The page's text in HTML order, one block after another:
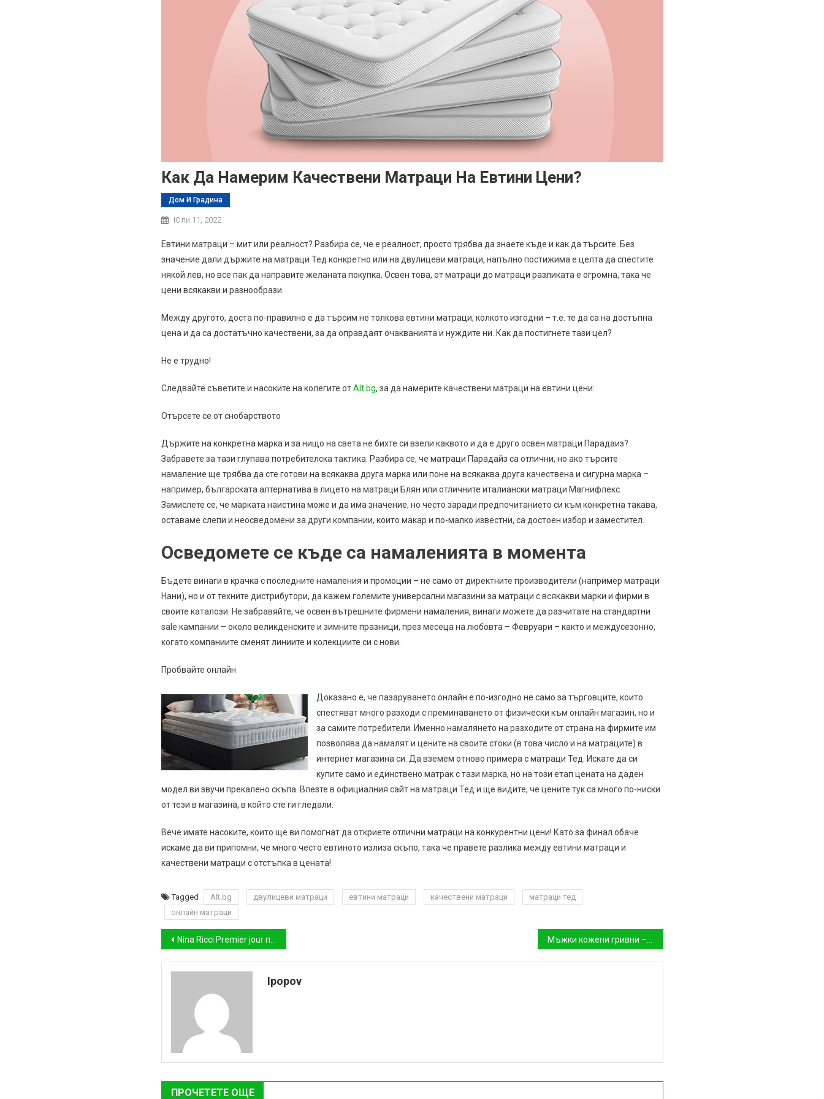
Как Да Намерим Качествени Матраци На Евтини Цени?
Дом И Градина
Юли 11, 2022
Евтини матраци – мит или реалност? Разбира се, че е реалност, просто трябва да знаете къде и как да търсите. Без
значение дали държите на матраци Тед конкретно или на двулицеви матраци, напълно постижима е целта да спестите
някой лев, но все пак да направите желаната покупка. Освен това, от матраци до матраци разликата е огромна, така че
цени всякакви и разнообрази.
Между другото, доста по-правилно е да търсим не толкова евтини матраци, колкото изгодни – т.е. те да са на достъпна
цена и да са достатъчно качествени, за да оправдаят очакванията и нуждите ни. Как да постигнете тази цел?
Не е трудно!
Следвайте съветите и насоките на колегите отAlt.bg, за да намерите качествени матраци на евтини цени:
Отърсете се от снобарството
Държите на конкретна марка и за нищо на света не бихте си взели каквото и да е друго освен матраци Парадаиз?
Забравете за тази глупава потребителска тактика. Разбира се, че матраци Парадайз са отлични, но ако търсите
намаление ще трябва да сте готови на всякаква друга марка или поне на всякаква друга качествена и сигурна марка –
например, българската алтернатива в лицето на матраци Блян или отличните италиански матраци Магнифлекс.
Замислете се, че марката наистина може и да има значение, но често заради предпочитанието си към конкретна такава,
оставаме слепи и неосведомени за други компании, които макар и по-малко известни, са достоен избор и заместител.
Осведомете се къде са намаленията в момента
Бъдете винаги в крачка с последните намаления и промоции – не само от директните производители (например матраци
Нани), но и от техните дистрибутори, да кажем големите универсални магазини за матраци с всякакви марки и фирми в
своите каталози. Не забравяйте, че освен вътрешните фирмени намаления, винаги можете да разчитате на стандартни
sale кампании – около великденските и зимните празници, през месеца на любовта – Февруари – както и междусезонно,
когато компаниите сменят линиите и колекциите си с нови.
Пробвайте онлайн
Доказано е, че пазаруването онлайн е по-изгодно не само за търговците, които
спестяват много разходи с преминаването от физически към онлайн магазин, но и
за самите потребители. Именно намалянето на разходите от страна на фирмите им
позволява да намалят и цените на своите стоки (в това число и на матраците) в
интернет магазина си. Да вземем отново примера с матраци Тед. Искате да си
купите само и единствено матрак с тази марка, но на този етап цената на даден
модел ви звучи прекалено скъпа. Влезте в официалния сайт на матраци Тед и ще видите, че цените тук са много по-ниски
от тези в магазина, в който сте ги гледали.
Вече имате насоките, които ще ви помогнат да откриете отлични матраци на конкурентни цени! Като за финал обаче
искаме да ви припомни, че много често евтиното излиза скъпо, така че правете разлика между евтини матраци и
качествени матраци с отстъпка в цената!
Tagged Alt.bg двулицеви матраци евтини матраци качествени матраци
матраци тед
онлайн матраци
Навигация
Nina Ricci Рremier jour поставя сияйно начало на всеки ваш ден
Ipopov
ПРОЧЕТЕТЕ ОЩЕ